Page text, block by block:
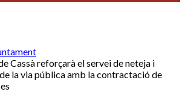
Cassà reforçarà el servei de neteja i
la via pública amb la contractació de